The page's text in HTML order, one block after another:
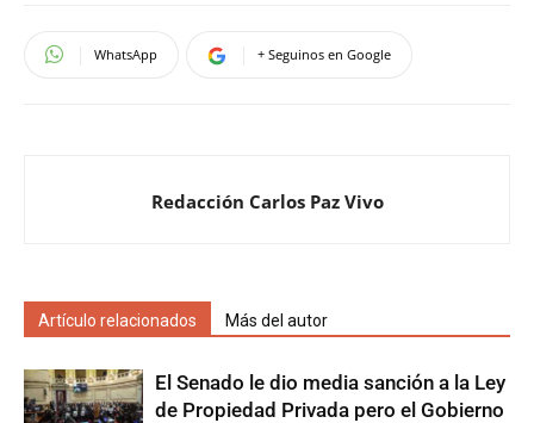
WhatsApp + Seguinos en Google
Redacción Carlos Paz Vivo
Artículo relacionados Más del autor
El Senado le dio media sanción a la Ley
de Propiedad Privada pero el Gobierno